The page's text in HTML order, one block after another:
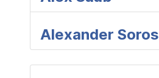
Alexander Soros